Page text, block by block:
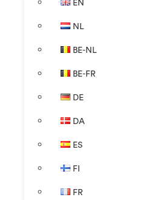
EN
NL
BE-NL
BE-FR
DE
DA
ES
FI
FR